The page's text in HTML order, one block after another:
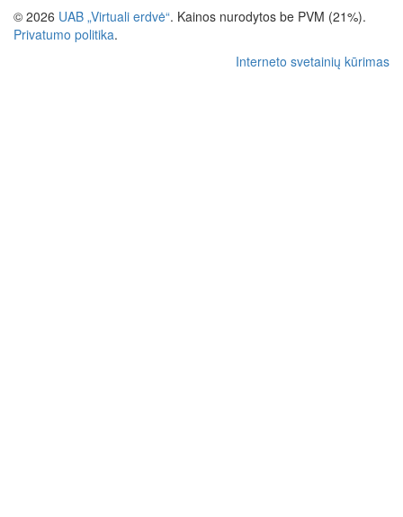
© 2026 UAB „Virtuali erdvė“. Kainos nurodytos be PVM (21%).
Privatumo politika.
Interneto svetainių kūrimas